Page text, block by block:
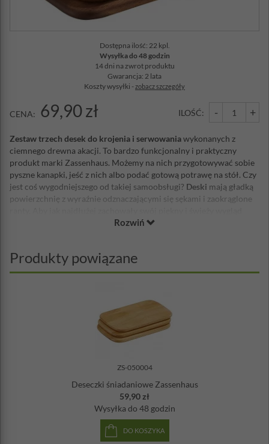
Dostępna ilość: 22 kpl.
Wysyłka do 48 godzin
14 dni na zwrot produktu
Gwarancja: 2 lata
Koszty wysyłki -zobacz szczegóły
CENA: 69,90 zł ILOŚĆ: - +
Zestaw trzech desek do krojenia i serwowaniawykonanych z
ciemnego drewna akacji. To bardzo funkcjonalny i praktyczny
produkt marki Zassenhaus. Możemy na nich przygotowywać sobie
pyszne kanapki, jeść z nich albo podać gotową potrawę na stół. Czy
jest coś wygodniejszego od takiej samoobsługi? Deski mają gładką
powierzchnię z wyraźnie odznaczającymi się sękami i zaokrąglone
należy po każdym użyciu przecierać je mokrą ściereczką, następnie
przyda się deskom dodatkowy zabieg pielegnacyjny w postaci
posmarowania ich odrobiną oleju jadalnego.
Materiał: drewno akacjowe
Nie należy myć w zmywarce
Rozwiń
Produkty powiązane
ZS-050004
Deseczki śniadaniowe Zassenhaus
59,90 zł
Wysyłka do 48 godzin
DO KOSZYKA